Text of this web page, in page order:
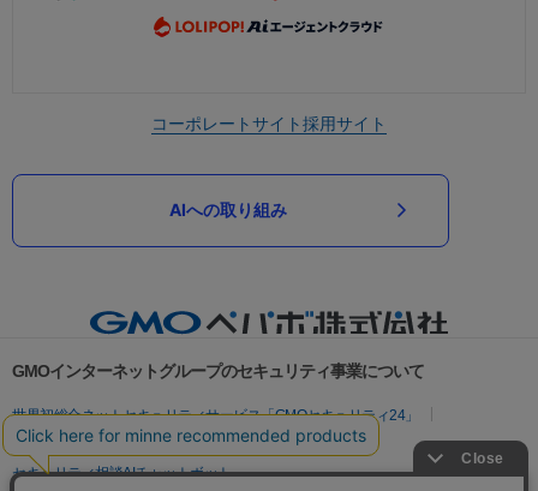
コーポレートサイト採用サイト
AIへの取り組み
GMOインターネットグループのセキュリティ事業について
世界初総合ネットセキュリティサービス「GMOセキュリティ24」
パスワード漏洩診断
Webサイトリスク診断
セキュリティ相談AIチャットボット